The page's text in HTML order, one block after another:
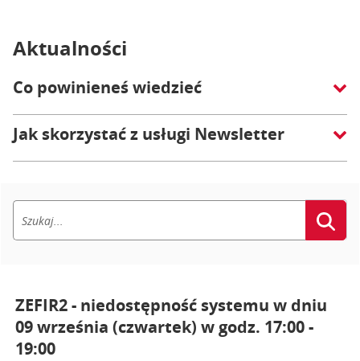
Aktualności
Co powinieneś wiedzieć
Jak skorzystać z usługi Newsletter
ZEFIR2 - niedostępność systemu w dniu
09 września (czwartek) w godz. 17:00 -
19:00